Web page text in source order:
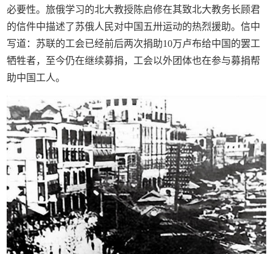
必要性。旅俄学习的北大教授陈启修在其致北大教务长顾君
的信件中描述了苏俄人民对中国五卅运动的热烈援助。信中
写道：苏联的工会已经前后两次捐助10万卢布给中国的罢工
牺牲者，至今仍在继续募捐，工会以外团体也在参与募捐帮
助中国工人。